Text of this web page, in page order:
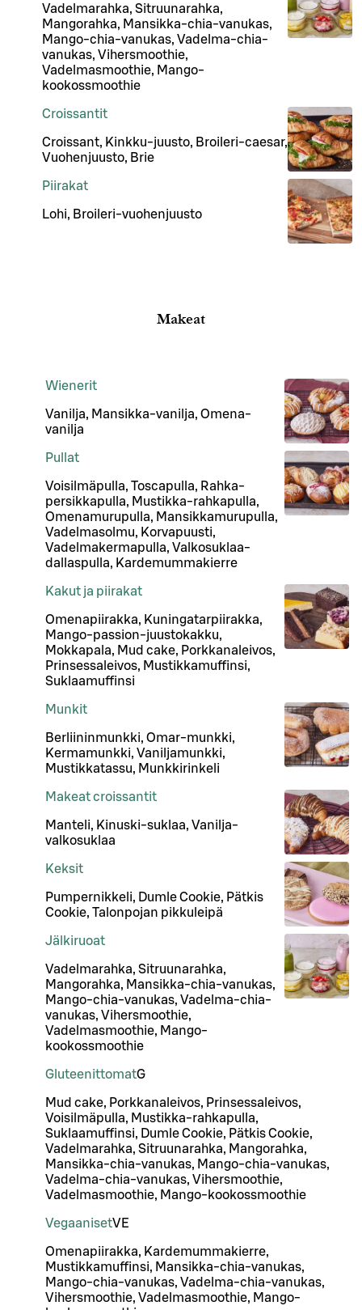
Vadelmarahka, Sitruunarahka,
Mangorahka, Mansikka-chia-vanukas,
Mango-chia-vanukas, Vadelma-chia-
vanukas, Vihersmoothie,
Vadelmasmoothie, Mango-
kookossmoothie
Croissantit
Croissant, Kinkku-juusto, Broileri-caesar,
Vuohenjuusto, Brie
Piirakat
Lohi, Broileri-vuohenjuusto
Makeat
Wienerit
Vanilja, Mansikka-vanilja, Omena-
vanilja
Pullat
Voisilmäpulla, Toscapulla, Rahka-
persikkapulla, Mustikka-rahkapulla,
Omenamurupulla, Mansikkamurupulla,
Vadelmasolmu, Korvapuusti,
Vadelmakermapulla, Valkosuklaa-
dallaspulla, Kardemummakierre
Kakut ja piirakat
Omenapiirakka, Kuningatarpiirakka,
Mango-passion-juustokakku,
Mokkapala, Mud cake, Porkkanaleivos,
Prinsessaleivos, Mustikkamuffinsi,
Suklaamuffinsi
Munkit
Berliininmunkki, Omar-munkki,
Kermamunkki, Vaniljamunkki,
Mustikkatassu, Munkkirinkeli
Makeat croissantit
Manteli, Kinuski-suklaa, Vanilja-
valkosuklaa
Keksit
Pumpernikkeli, Dumle Cookie, Pätkis
Cookie, Talonpojan pikkuleipä
Jälkiruoat
Vadelmarahka, Sitruunarahka,
Mangorahka, Mansikka-chia-vanukas,
Mango-chia-vanukas, Vadelma-chia-
vanukas, Vihersmoothie,
Vadelmasmoothie, Mango-
kookossmoothie
GluteenittomatG
Mud cake, Porkkanaleivos, Prinsessaleivos,
Voisilmäpulla, Mustikka-rahkapulla,
Suklaamuffinsi, Dumle Cookie, Pätkis Cookie,
Vadelmarahka, Sitruunarahka, Mangorahka,
Mansikka-chia-vanukas, Mango-chia-vanukas,
Vadelma-chia-vanukas, Vihersmoothie,
Vadelmasmoothie, Mango-kookossmoothie
VegaanisetVE
Omenapiirakka, Kardemummakierre,
Mustikkamuffinsi, Mansikka-chia-vanukas,
Mango-chia-vanukas, Vadelma-chia-vanukas,
Vihersmoothie, Vadelmasmoothie, Mango-